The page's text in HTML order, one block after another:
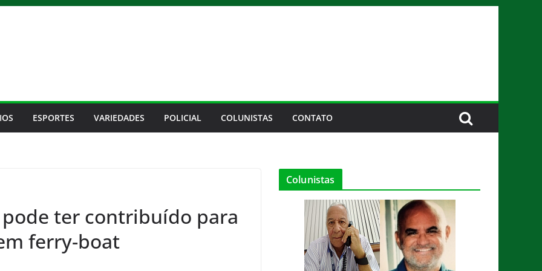
ESPORTES VARIEDADES POLICIAL COLUNISTAS CONTATO
ter contribuído para
ferry-boat
Colunistas